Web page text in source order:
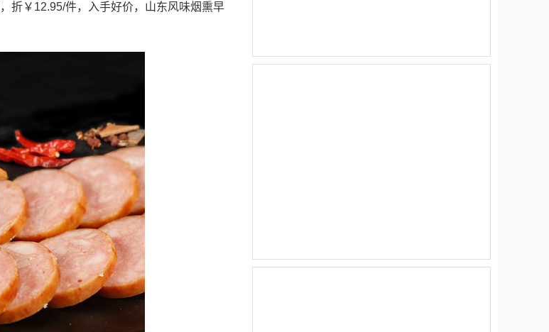
折￥12.95/件，入手好价，山东风味烟熏早